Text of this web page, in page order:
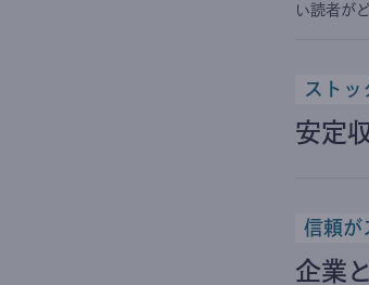
い読者が
ストッ
安定
信頼が
企業